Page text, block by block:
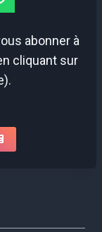
abonner à
cliquant sur